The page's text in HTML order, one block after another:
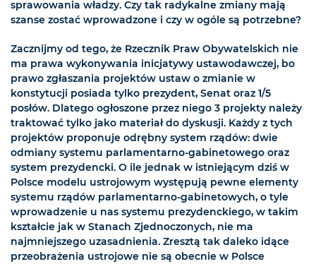
sprawowania władzy. Czy tak radykalne zmiany mają
szanse zostać wprowadzone i czy w ogóle są potrzebne?
Zacznijmy od tego, że Rzecznik Praw Obywatelskich nie
ma prawa wykonywania inicjatywy ustawodawczej, bo
prawo zgłaszania projektów ustaw o zmianie w
konstytucji posiada tylko prezydent, Senat oraz 1/5
posłów. Dlatego ogłoszone przez niego 3 projekty należy
traktować tylko jako materiał do dyskusji. Każdy z tych
projektów proponuje odrębny system rządów: dwie
odmiany systemu parlamentarno-gabinetowego oraz
system prezydencki. O ile jednak w istniejącym dziś w
Polsce modelu ustrojowym występują pewne elementy
systemu rządów parlamentarno-gabinetowych, o tyle
wprowadzenie u nas systemu prezydenckiego, w takim
kształcie jak w Stanach Zjednoczonych, nie ma
najmniejszego uzasadnienia. Zresztą tak daleko idące
przeobrażenia ustrojowe nie są obecnie w Polsce